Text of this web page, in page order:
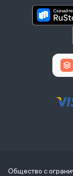
Общество с